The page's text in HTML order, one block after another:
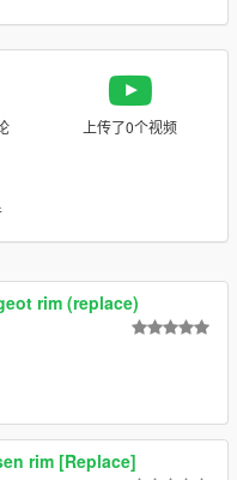
上传了0个视频
rim (replace)
rim [Replace]